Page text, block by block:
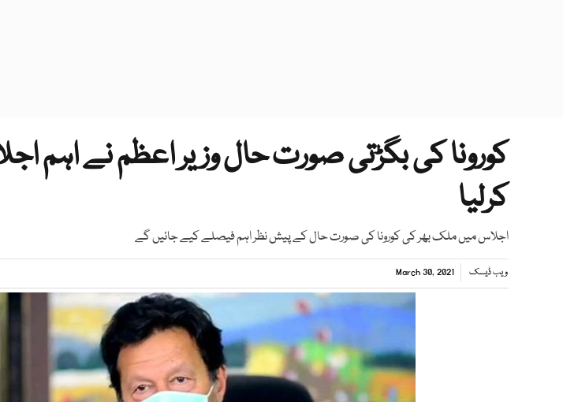
کورونا کی بگڑتی صورت حال وزیر اعظم نے اہم
کرلیا
اجلاس میں ملک بھر کی کورونا کی صورت حال کے پیش نظر اہم فیصلے کیے جائیں گے
ویب ڈیسک March 30, 2021